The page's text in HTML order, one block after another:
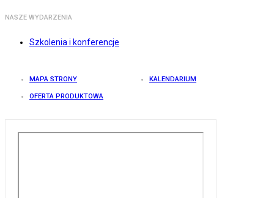
NASZE WYDARZENIA
Szkolenia i konferencje
MAPA STRONY KALENDARIUM
OFERTA PRODUKTOWA